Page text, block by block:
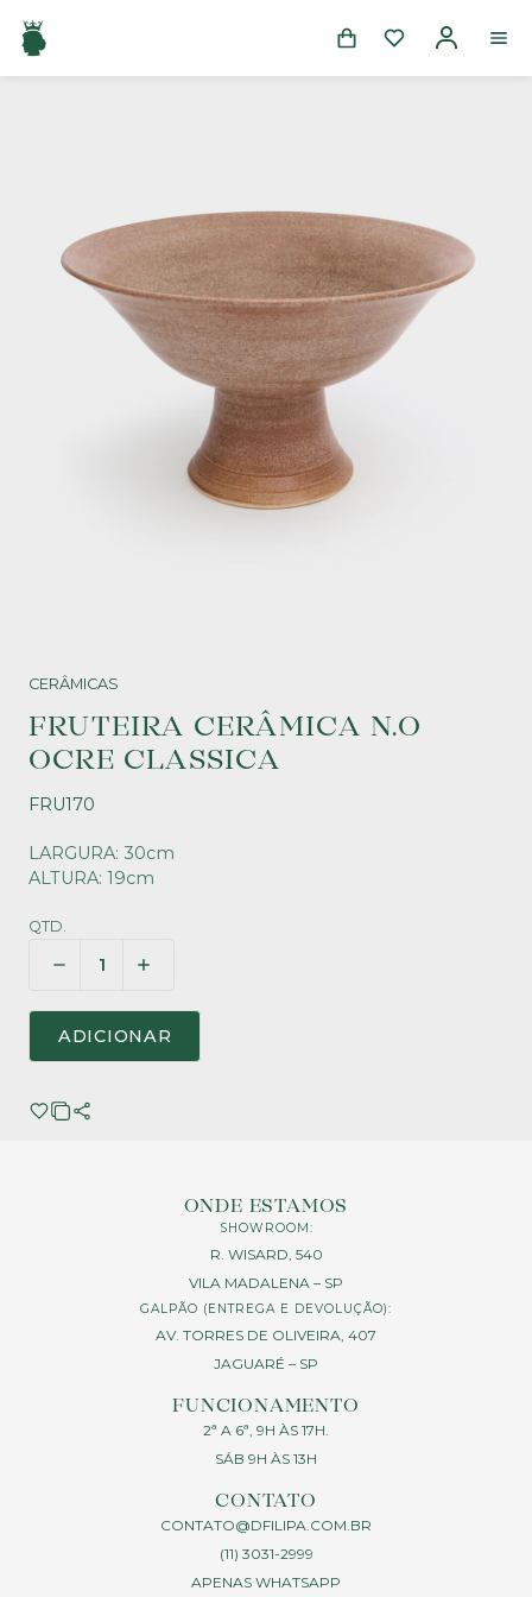
CERÂMICAS
FRUTEIRA CERÂMICA N.O
OCRE CLASSICA
FRU170
LARGURA: 30cm
ALTURA: 19cm
QTD.
ADICIONAR
ONDE ESTAMOS
SHOWROOM:
R. WISARD, 540
VILA MADALENA – SP
GALPÃO (ENTREGA E DEVOLUÇÃO):
AV. TORRES DE OLIVEIRA, 407
JAGUARÉ – SP
FUNCIONAMENTO
2ª A 6ª, 9H ÀS 17H.
SÁB 9H ÀS 13H
CONTATO
CONTATO@DFILIPA.COM.BR
(11) 3031-2999
APENAS WHATSAPP